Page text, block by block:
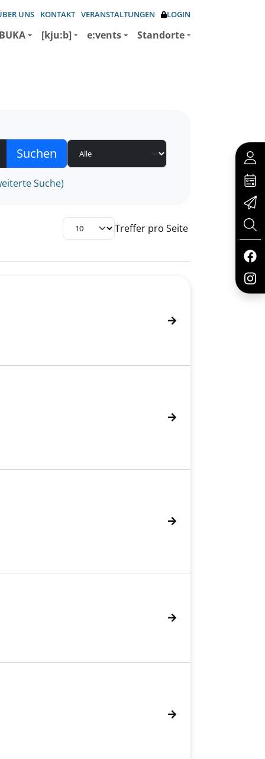
UNS KONTAKT VERANSTALTUNGEN LOGIN
[kju:b] e:vents Standorte
Suche)
Treffer pro Seite